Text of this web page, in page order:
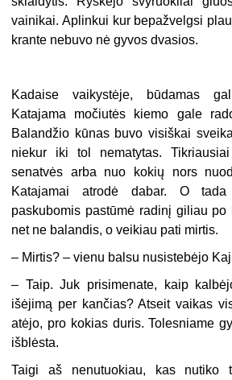
vainikai. Aplinkui kur bepažvelgsi
krante nebuvo nė gyvos dvasios.
Kadaise vaikystėje, būdamas
Katajama močiutės kiemo gale
Balandžio kūnas buvo visiškai
niekur iki tol nematytas.
senatvės arba nuo kokių nors
Katajamai atrodė dabar. O tada
paskubomis pastūmė radinį giliau po
net ne balandis, o veikiau pati mirtis.
– Mirtis? – vienu balsu nusistebėjo
– Taip. Juk prisimenate, kaip
išėjimą per kančias? Atseit vaikas
atėjo, pro kokias duris. Tolesniame
išblėsta.
Taigi aš nenutuokiau, kas nutiko